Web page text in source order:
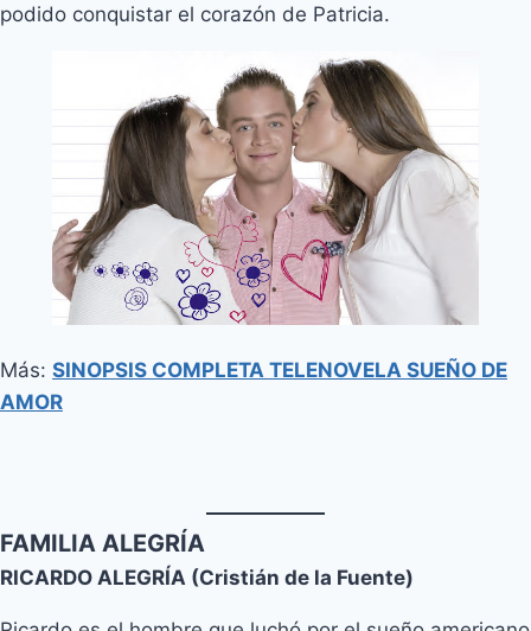
podido conquistar el corazón de Patricia.
Más: SINOPSIS COMPLETA TELENOVELA SUEÑO DE
AMOR
FAMILIA ALEGRÍA
RICARDO ALEGRÍA (Cristián de la Fuente)